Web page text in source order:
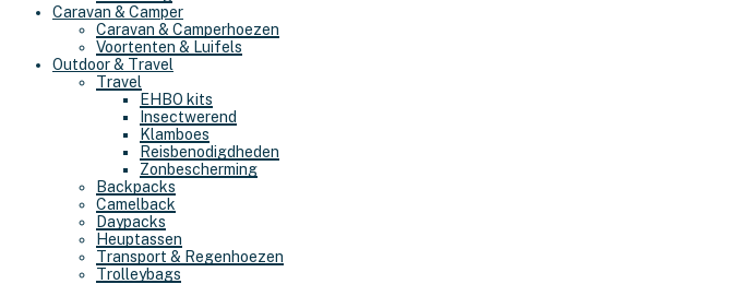
Caravan & Camper
Caravan & Camperhoezen
Voortenten & Luifels
Outdoor & Travel
Travel
EHBO kits
Insectwerend
Klamboes
Reisbenodigdheden
Zonbescherming
Backpacks
Camelback
Daypacks
Heuptassen
Transport & Regenhoezen
Trolleybags